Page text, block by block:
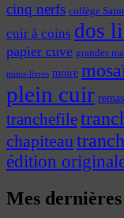
cinq nerfs collège
cuir à coins dos
papier cuve grandes
minis-livres moire
plein cuir
tranchefile
chapiteau
édition
Mes